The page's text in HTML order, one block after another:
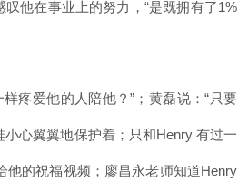
他在事业上的努力，“是既拥有了1%
疼爱他的人陪他？”；黄磊说：“只要
心翼翼地保护着；只和Henry 有过一
他的祝福视频；廖昌永老师知道Henry